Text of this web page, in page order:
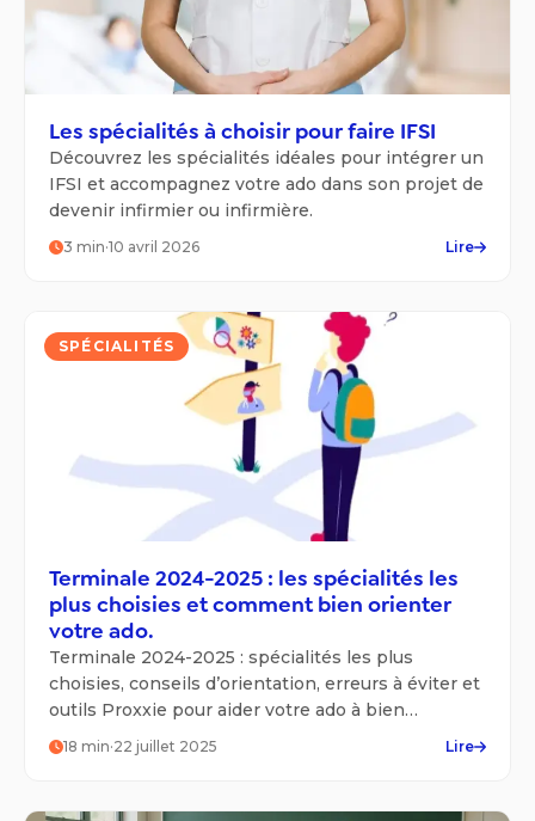
Les spécialités à choisir pour faire IFSI
Découvrez les spécialités idéales pour intégrer un
IFSI et accompagnez votre ado dans son projet de
devenir infirmier ou infirmière.
3 min·10 avril 2026 Lire
SPÉCIALITÉS
Terminale 2024-2025 : les spécialités les
plus choisies et comment bien orienter
votre ado.
Terminale 2024-2025 : spécialités les plus
choisies, conseils d’orientation, erreurs à éviter et
outils Proxxie pour aider votre ado à bien
s’orienter.
18 min·22 juillet 2025 Lire